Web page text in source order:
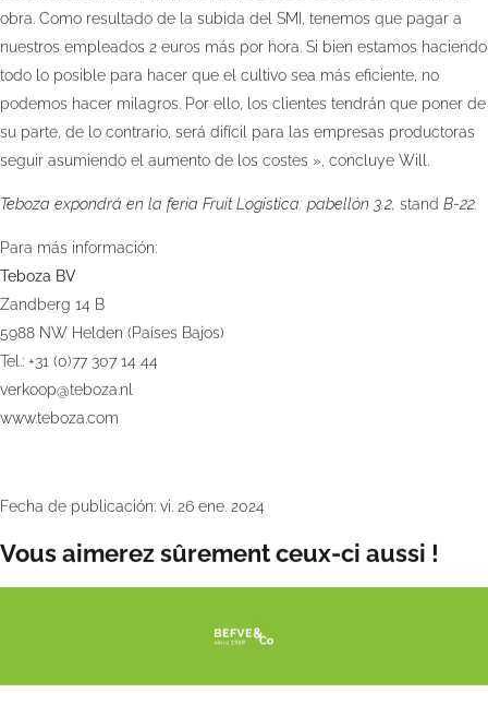
obra. Como resultado de la subida del SMI, tenemos que pagar a
nuestros empleados 2 euros más por hora. Si bien estamos haciendo
todo lo posible para hacer que el cultivo sea más eficiente, no
podemos hacer milagros. Por ello, los clientes tendrán que poner de
su parte, de lo contrario, será difícil para las empresas productoras
seguir asumiendo el aumento de los costes », concluye Will.
Teboza expondrá en la feria Fruit Logistica: pabellón 3.2, stand B-22.
Para más información:
Teboza BV
Zandberg 14 B
5988 NW Helden (Países Bajos)
Tel.: +31 (0)77 307 14 44
verkoop@teboza.nl
www.teboza.com
Fecha de publicación: vi. 26 ene. 2024
Vous aimerez sûrement ceux-ci aussi !